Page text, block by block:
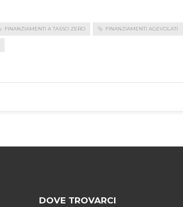
FINANZIAMENTI A TASSO ZERO FINANZIAMENTI AGEVOLATI
DOVE TROVARCI